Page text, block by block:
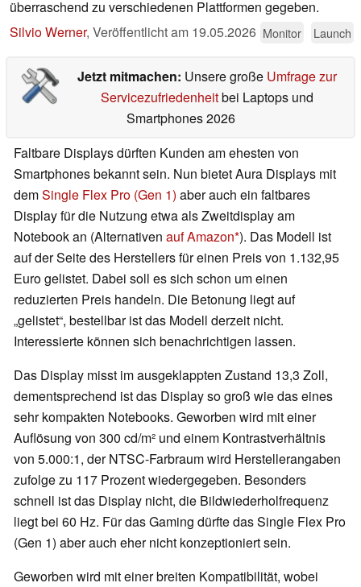
überraschend zu verschiedenen Plattformen gegeben.
Silvio Werner, Veröffentlicht am 19.05.2026 Monitor Launch
Jetzt mitmachen: Unsere große Umfrage zur
Servicezufriedenheitbei Laptops und
Smartphones 2026
Faltbare Displays dürften Kunden am ehesten von
Smartphones bekannt sein. Nun bietet Aura Displays mit
demSingle Flex Pro (Gen 1) aber auch ein faltbares
Display für die Nutzung etwa als Zweitdisplay am
Notebook an (Alternativen auf Amazon ). Das Modell ist
auf der Seite des Herstellers für einen Preis von 1.132,95
Euro gelistet. Dabei soll es sich schon um einen
reduzierten Preis handeln. Die Betonung liegt auf
„gelistet“, bestellbar ist das Modell derzeit nicht.
Interessierte können sich benachrichtigen lassen.
Das Display misst im ausgeklappten Zustand 13,3 Zoll,
dementsprechend ist das Display so groß wie das eines
sehr kompakten Notebooks. Geworben wird mit einer
Auflösung von 300 cd/m² und einem Kontrastverhältnis
von 5.000:1, der NTSC-Farbraum wird Herstellerangaben
zufolge zu 117 Prozent wiedergegeben. Besonders
schnell ist das Display nicht, die Bildwiederholfrequenz
liegt bei 60 Hz. Für das Gaming dürfte das Single Flex Pro
(Gen 1) aber auch eher nicht konzeptioniert sein.
Geworben wird mit einer breiten Kompatibilität, wobei